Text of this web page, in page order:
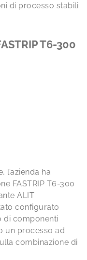
di processo stabili
T6-300
l’azienda ha
FASTRIP T6-300
ALIT
configurato
di componenti
un processo ad
combinazione di